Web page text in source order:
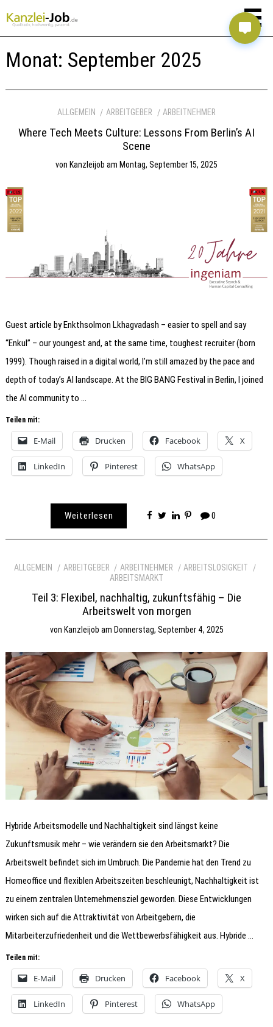
Monat: September 2025
ALLGEMEIN ARBEITGEBER ARBEITNEHMER
Where Tech Meets Culture: Lessons From Berlin’s AI
Scene
von Kanzleijob am Montag, September 15, 2025
Guest article by Enkthsolmon Lkhagvadash – easier to spell and say
“Enkul” – our youngest and, at the same time, toughest recruiter (born
1999). Though raised in a digital world, I’m still amazed by the pace and
depth of today’s AI landscape. At the BIG BANG Festival in Berlin, I joined
the AI community to …
Teilen mit:
E-Mail Drucken Facebook X
LinkedIn Pinterest WhatsApp
Weiterlesen 0
ALLGEMEIN ARBEITGEBER ARBEITNEHMER
ARBEITSLOSIGKEIT
ARBEITSMARKT
Teil 3: Flexibel, nachhaltig, zukunftsfähig – Die
Arbeitswelt von morgen
von Kanzleijob am Donnerstag, September 4, 2025
Hybride Arbeitsmodelle und Nachhaltigkeit sind längst keine
Zukunftsmusik mehr – wie verändern sie den Arbeitsmarkt? Die
Arbeitswelt befindet sich im Umbruch. Die Pandemie hat den Trend zu
Homeoffice und flexiblen Arbeitszeiten beschleunigt, Nachhaltigkeit ist
zu einem zentralen Unternehmensziel geworden. Diese Entwicklungen
wirken sich auf die Attraktivität von Arbeitgebern, die
Mitarbeiterzufriedenheit und die Wettbewerbsfähigkeit aus. Hybride …
Teilen mit:
E-Mail Drucken Facebook X
LinkedIn Pinterest WhatsApp